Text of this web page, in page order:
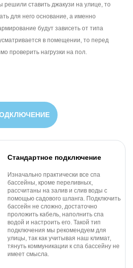
решили ставить джакузи на улице, то
для него основание, а именно
будут зависеть от типа
в помещении, то перед
проверить нагрузки на пол.
Стандартное подключение
Изначально практически все спа
бассейны, кроме переливных,
рассчитаны на залив и слив воды с
помощью садового шланга. Подключить
бассейн не сложно, достаточно
проложить кабель, наполнить спа
водой и настроить его. Такой тип
подключения мы рекомендуем для
улицы, так как учитывая наш климат,
тянуть коммуникации к спа бассейну не
имеет смысла.